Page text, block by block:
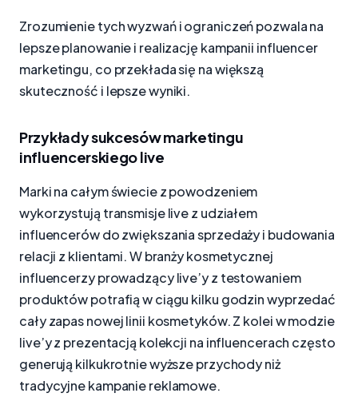
Zrozumienie tych wyzwań i ograniczeń pozwala na
lepsze planowanie i realizację kampanii influencer
marketingu, co przekłada się na większą
skuteczność i lepsze wyniki.
Przykłady sukcesów marketingu
influencerskiego live
Marki na całym świecie z powodzeniem
wykorzystują transmisje live z udziałem
influencerów do zwiększania sprzedaży i budowania
relacji z klientami. W branży kosmetycznej
influencerzy prowadzący live’y z testowaniem
produktów potrafią w ciągu kilku godzin wyprzedać
cały zapas nowej linii kosmetyków. Z kolei w modzie
live’y z prezentacją kolekcji na influencerach często
generują kilkukrotnie wyższe przychody niż
tradycyjne kampanie reklamowe.